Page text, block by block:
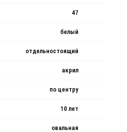
47
белый
отдельностоящий
акрил
по центру
10 лет
овальная